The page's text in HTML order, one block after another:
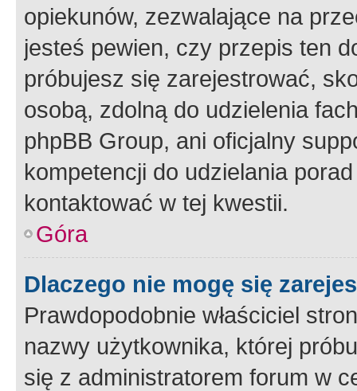
opiekunów, zezwalające na
jesteś pewien, czy przepis ten
próbujesz się zarejestrować,
osobą, zdolną do udzielenia
phpBB Group, ani oficjalny
kompetencji do udzielania
kontaktować w tej kwestii.
Góra
Dlaczego nie mogę się
Prawdopodobnie właściciel
nazwy użytkownika, której
się z administratorem forum w